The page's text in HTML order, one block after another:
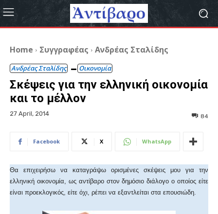
Home Συγγραφέας Ανδρέας Σταλίδης
Ανδρέας Σταλίδης Οικονομία
Σκέψεις για την ελληνική οικονομία
και το μέλλον
27 April, 2014 84
Facebook X WhatsApp
Θα επιχειρήσω να καταγράψω ορισμένες σκέψεις μου για την
ελληνική οικονομία, ως αντίβαρο στον δημόσιο διάλογο ο οποίος είτε
είναι προεκλογικός, είτε όχι, ρέπει να εξαντλείται στα επουσιώδη.